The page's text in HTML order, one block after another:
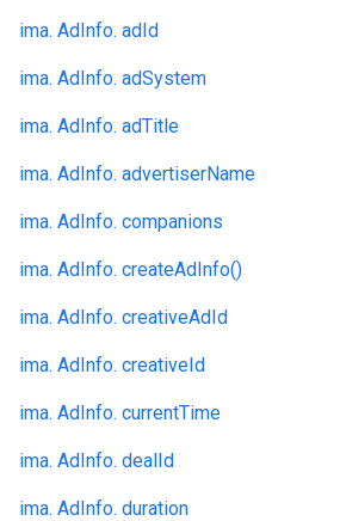
ima. AdInfo. adId
ima. AdInfo. adSystem
ima. AdInfo. adTitle
ima. AdInfo. advertiserName
ima. AdInfo. companions
ima. AdInfo. createAdInfo()
ima. AdInfo. creativeAdId
ima. AdInfo. creativeId
ima. AdInfo. currentTime
ima. AdInfo. dealId
ima. AdInfo. duration